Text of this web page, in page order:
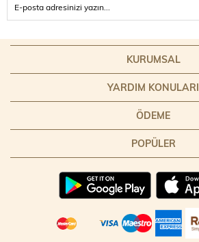
KURUMSAL
YARDIM KONULARI
ÖDEME
POPÜLER